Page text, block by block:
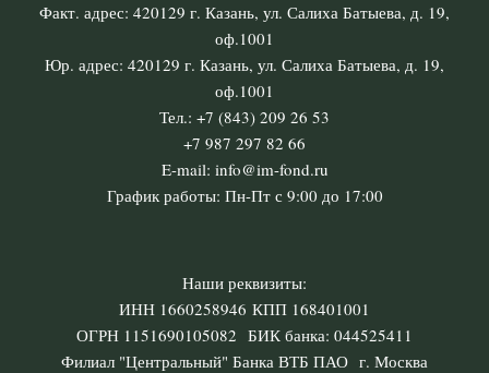
Факт. адрес: 420129 г. Казань, ул. Салиха Батыева, д. 19,
оф.1001
Юр. адрес: 420129 г. Казань, ул. Салиха Батыева, д. 19,
оф.1001
Тел.: +7 (843) 209 26 53
+7 987 297 82 66
E-mail: info@im-fond.ru
График работы: Пн-Пт с 9:00 до 17:00
Наши реквизиты:
ИНН 1660258946 КПП 168401001
ОГРН 1151690105082 БИК банка: 044525411
Филиал "Центральный" Банка ВТБ ПАО г. Москва